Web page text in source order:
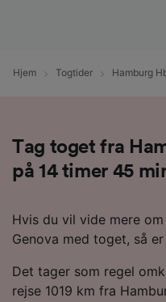
Hjem Togtider Hamburg
Tag toget fra
på 14 timer 45
Hvis du vil vide mere
Genova med toget, så
Det tager som regel
rejse 1019 km fra